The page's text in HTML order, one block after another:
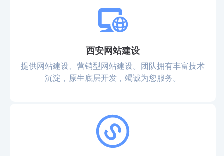
西安网站建设
提供网站建设、营销型网站建设。团队拥有丰富技术
沉淀，原生底层开发，竭诚为您服务。